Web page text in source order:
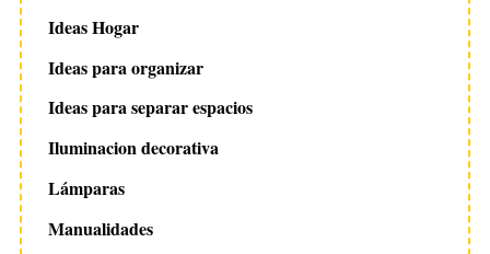
Ideas Hogar
Ideas para organizar
Ideas para separar espacios
Iluminacion decorativa
Lámparas
Manualidades